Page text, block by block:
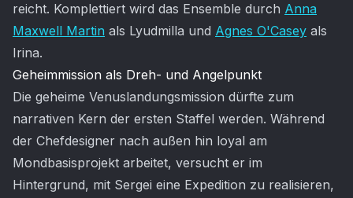
reicht. Komplettiert wird das Ensemble durch Anna
Maxwell Martin als Lyudmilla und Agnes O'Casey als
Irina.
Geheimmission als Dreh- und Angelpunkt
Die geheime Venuslandungsmission dürfte zum
narrativen Kern der ersten Staffel werden. Während
der Chefdesigner nach außen hin loyal am
Mondbasisprojekt arbeitet, versucht er im
Hintergrund, mit Sergei eine Expedition zu realisieren,